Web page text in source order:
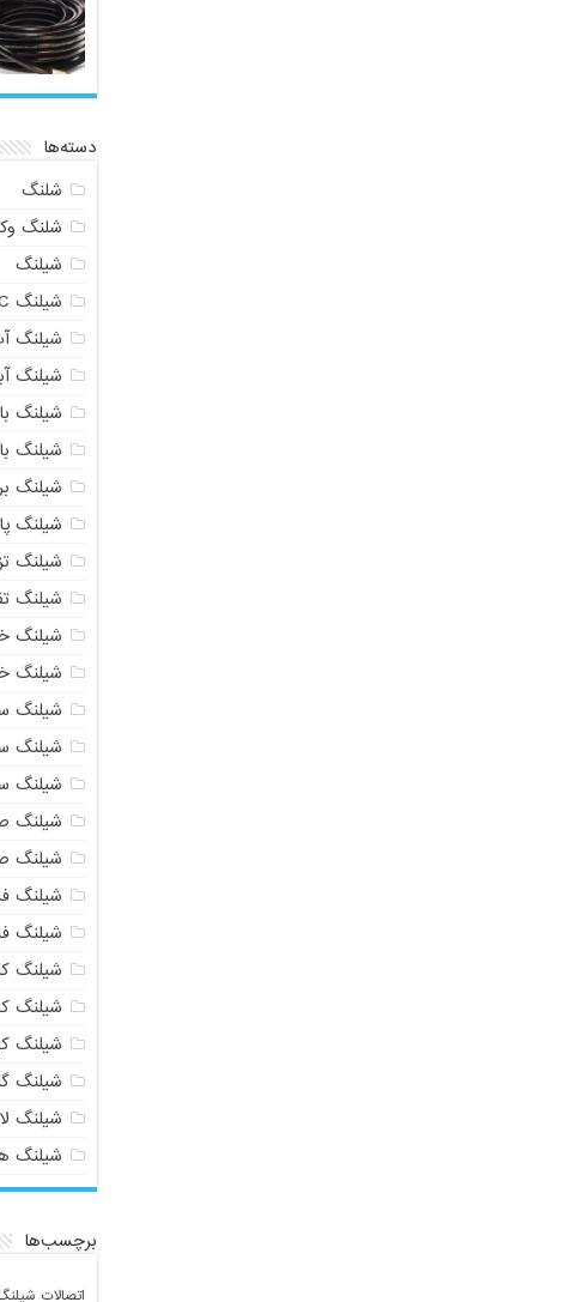
دسته‌ها
شلنگ
شلنگ
شیلنگ
شیلنگ PVC
شیلنگ
شیلنگ
شیلنگ
شیلنگ
شیلنگ
شیلنگ
شیلنگ
شیلنگ
شیلنگ
شیلنگ
شیلنگ
شیلنگ
شیلنگ
شیلنگ
شیلنگ
شیلنگ
شیلنگ
شیلنگ
شیلنگ
شیلنگ
شیلنگ
شیلنگ
شیلنگ
برچسب‌ها
اتصالات